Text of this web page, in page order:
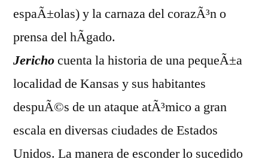
espaÃ±olas) y la carnaza del corazÃ³n o
prensa del hÃ­gado.
Jerichocuenta la historia de una pequeÃ±a
localidad de Kansas y sus habitantes
despuÃ©s de un ataque atÃ³mico a gran
escala en diversas ciudades de Estados
Unidos. La manera de esconder lo sucedido